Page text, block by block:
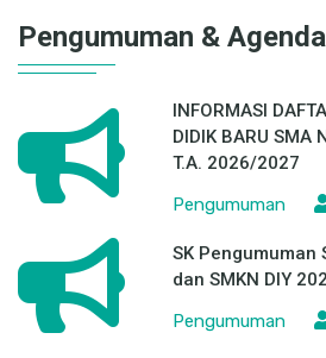
Pengumuman & Agenda
INFORMASI
DIDIK BARU SMA
T.A. 2026/2027
Pengumuman
SK Pengumuman
dan SMKN DIY
Pengumuman